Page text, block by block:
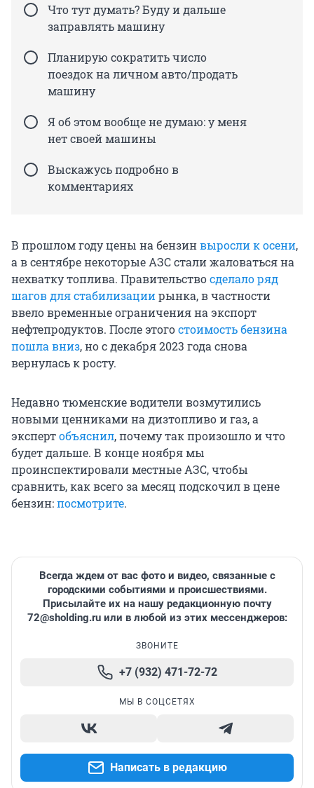
Что тут думать? Буду и дальше
заправлять машину
Планирую сократить число
поездок на личном авто/продать
машину
Я об этом вообще не думаю: у меня
нет своей машины
Выскажусь подробно в
комментариях
В прошлом году цены на бензинвыросли к осени,
а в сентябре некоторые АЗС стали жаловаться на
нехватку топлива. Правительствосделало ряд
шагов для стабилизациирынка, в частности
ввело временные ограничения на экспорт
нефтепродуктов. После этогостоимость бензина
пошла вниз, но с декабря 2023 года снова
вернулась к росту.
Недавно тюменские водители возмутились
новыми ценниками на дизтопливо и газ, а
экспертобъяснил, почему так произошло и что
будет дальше. В конце ноября мы
проинспектировали местные АЗС, чтобы
сравнить, как всего за месяц подскочил в цене
бензин:посмотрите.
Всегда ждем от вас фото и видео, связанные с
городскими событиями и происшествиями.
Присылайте их на нашу редакционную почту
72@sholding.ruили в любой из этих мессенджеров:
ЗВОНИТЕ
+7 (932) 471-72-72
МЫ В СОЦСЕТЯХ
Написать в редакцию